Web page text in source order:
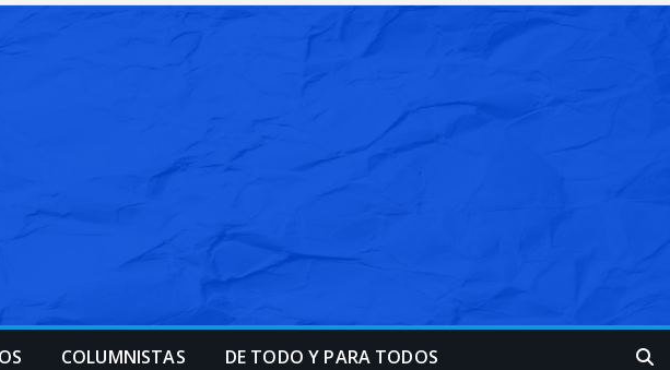
COLUMNISTAS DE TODO Y PARA TODOS